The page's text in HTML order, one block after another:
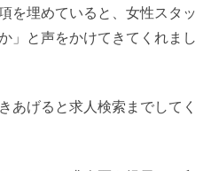
を埋めていると、女性スタッ
」と声をかけてきてくれまし
あげると求人検索までしてく